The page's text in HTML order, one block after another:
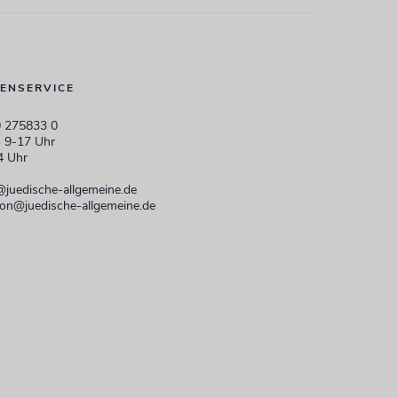
275833 0
9-17 Uhr
Uhr
allgemeine.de
allgemeine.de